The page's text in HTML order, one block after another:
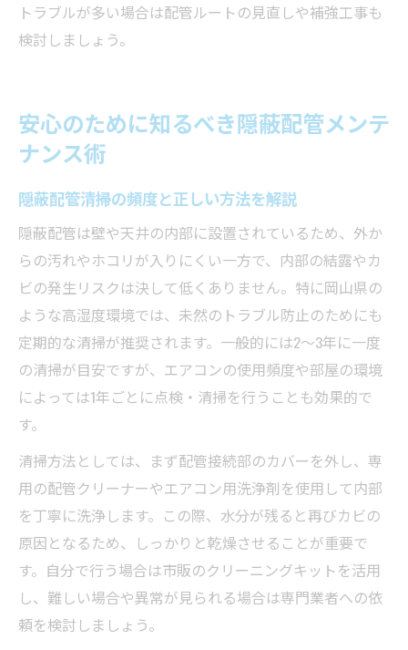
トラブルが多い場合は配管ルートの見直しや補強工事も
検討しましょう。
安心のために知るべき隠蔽配管メンテ
ナンス術
隠蔽配管清掃の頻度と正しい方法を解説
隠蔽配管は壁や天井の内部に設置されているため、外か
らの汚れやホコリが入りにくい一方で、内部の結露やカ
ビの発生リスクは決して低くありません。特に岡山県の
ような高湿度環境では、未然のトラブル防止のためにも
定期的な清掃が推奨されます。一般的には2〜3年に一度
の清掃が目安ですが、エアコンの使用頻度や部屋の環境
によっては1年ごとに点検・清掃を行うことも効果的で
す。
清掃方法としては、まず配管接続部のカバーを外し、専
用の配管クリーナーやエアコン用洗浄剤を使用して内部
を丁寧に洗浄します。この際、水分が残ると再びカビの
原因となるため、しっかりと乾燥させることが重要で
す。自分で行う場合は市販のクリーニングキットを活用
し、難しい場合や異常が見られる場合は専門業者への依
頼を検討しましょう。